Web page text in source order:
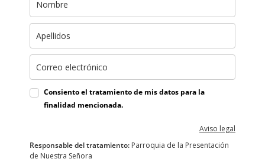
Consiento el tratamiento de mis datos para la
finalidad mencionada.
Aviso legal
Responsable del tratamiento: Parroquia de la Presentación
de Nuestra Señora